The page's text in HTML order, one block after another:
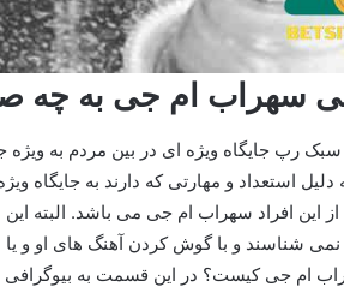
سهراب ام جی به
سبک رپ جایگاه ویژه ای در بین مردم به
دلیل استعداد و مهارتی که دارند به جایگاه
این افراد سهراب ام جی می باشد. البته
شناسند و با گوش کردن آهنگ های او و یا
ام جی کیست؟ در این قسمت به بیوگرافی